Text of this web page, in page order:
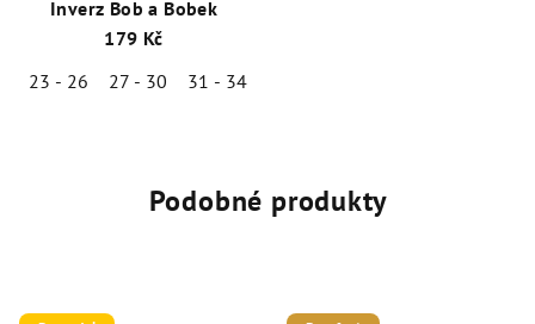
Inverz Bob a Bobek
179 Kč
23 - 26
27 - 30 31 - 34
Podobné produkty